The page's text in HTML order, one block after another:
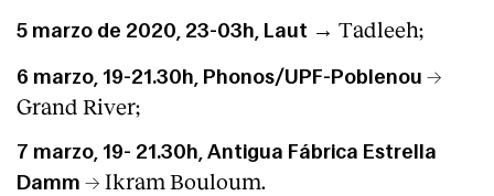
5 marzo de 2020, 23-03h, Laut → Tadleeh;
6 marzo, 19-21.30h, Phonos/UPF-Poblenou →
Grand River;
7 marzo, 19- 21.30h, Antigua Fábrica Estrella
Damm → Ikram Bouloum.